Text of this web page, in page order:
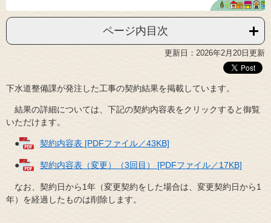
ページ内目次
更新日：2026年2月20日更新
下水道整備課が発注した工事の契約結果を掲載しています。
結果の詳細については、下記の契約内容表をクリックすると御覧
いただけます。
● 契約内容表 [PDFファイル／43KB]
● 契約内容表（変更）（3回目） [PDFファイル／17KB]
なお、契約日から1年（変更契約をした場合は、変更契約日から1
年）を経過したものは削除します。